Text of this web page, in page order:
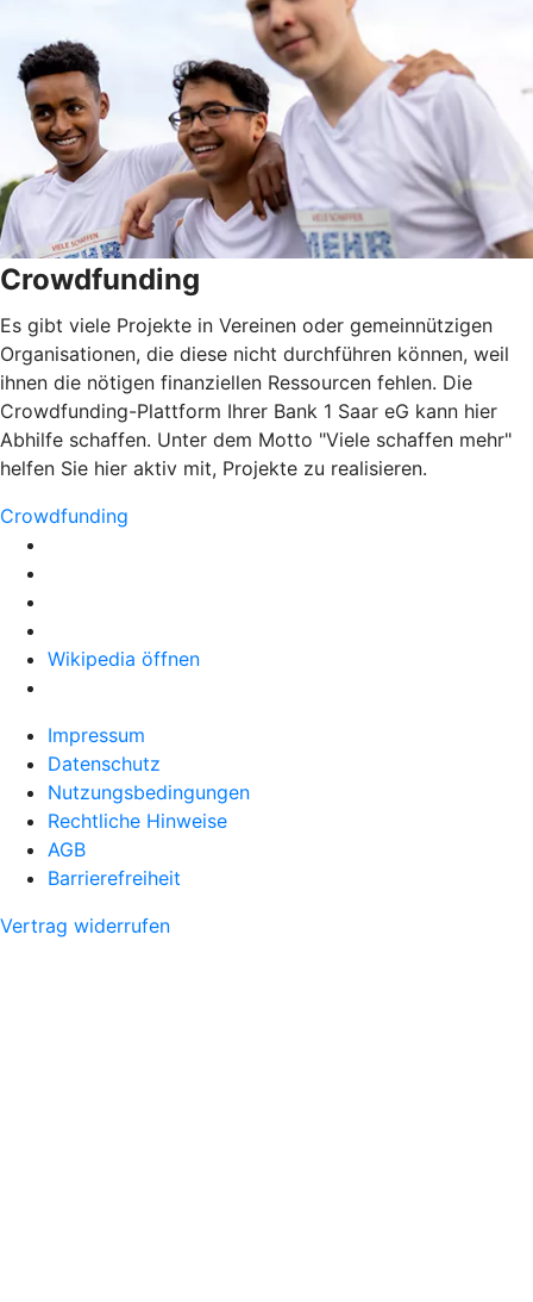
Crowdfunding
Es gibt viele Projekte in Vereinen oder gemeinnützigen
Organisationen, die diese nicht durchführen können, weil
ihnen die nötigen finanziellen Ressourcen fehlen. Die
Crowdfunding-Plattform Ihrer Bank 1 Saar eG kann hier
Abhilfe schaffen. Unter dem Motto "Viele schaffen mehr"
helfen Sie hier aktiv mit, Projekte zu realisieren.
Crowdfunding
Wikipedia öffnen
Impressum
Datenschutz
Nutzungsbedingungen
Rechtliche Hinweise
AGB
Barrierefreiheit
Vertrag widerrufen